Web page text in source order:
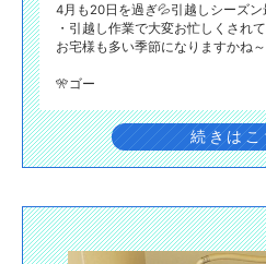
4月も20日を過ぎ💦引越しシーズ
・引越し作業で大変お忙しくされ
お宅様も多い季節になりますかね～
🎌ゴー
続きは